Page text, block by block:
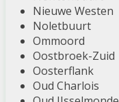
Nieuwe Westen
Noletbuurt
Ommoord
Oostbroek-Zuid
Oosterflank
Oud Charlois